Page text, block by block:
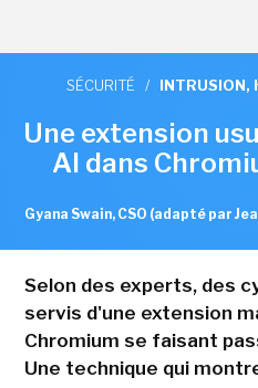
SÉCURITÉ / INTRUSION,
Une extension
AI dans
Gyana Swain, CSO (adapté par
Selon des experts, des
servis d'une extension
Chromium se faisant
Une technique qui